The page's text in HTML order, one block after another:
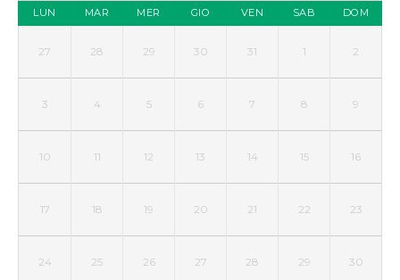
LUN MAR MER GIO VEN SAB DOM
27 28 29 30 31 1 2
3 4 5 6 7 8 9
10 11 12 13 14 15 16
17 18 19 20 21 22 23
24 25 26 27 28 29 30